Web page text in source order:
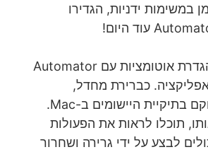
במשימות ידניות, הגדירו
הצעד הראשון להגדרת אוטומציות עם Automator
כברירת מחדל,
.
תוכלו לראות את הפעולות
לבצע על ידי גרירה ושחרור